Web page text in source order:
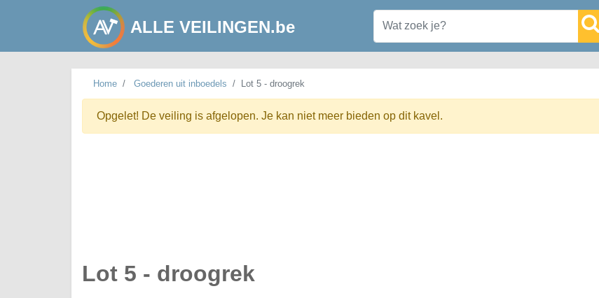
ALLE VEILINGEN.be
Home Goederen uit inboedels Lot 5 - droogrek
Opgelet! De veiling is afgelopen. Je kan niet meer bieden op dit kavel.
Lot 5 - droogrek